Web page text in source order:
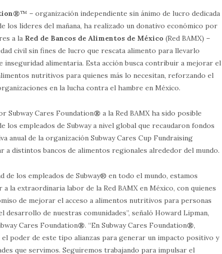
®™ – organización independiente sin ánimo de lucro dedicada
los líderes del mañana, ha realizado un donativo económico por
a la Red de Bancos de Alimentos de México (Red BAMX) –
civil sin fines de lucro que rescata alimento para llevarlo
inseguridad alimentaria. Esta acción busca contribuir a mejorar el
nutritivos para quienes más lo necesitan, reforzando el
en la lucha contra el hambre en México.
Subway Cares Foundation® a la Red BAMX ha sido posible
los empleados de Subway a nivel global que recaudaron fondos
anual de la organización Subway Cares Cup Fundraising
a distintos bancos de alimentos regionales alrededor del mundo.
de los empleados de Subway® en todo el mundo, estamos
la extraordinaria labor de la Red BAMX en México, con quienes
de mejorar el acceso a alimentos nutritivos para personas
desarrollo de nuestras comunidades”, señaló Howard Lipman,
Cares Foundation®. “En Subway Cares Foundation®,
poder de este tipo alianzas para generar un impacto positivo y
que servimos. Seguiremos trabajando para impulsar el